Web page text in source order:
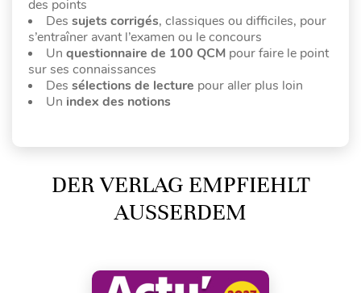
des points
Des sujets corrigés, classiques ou difficiles, pour
s’entraîner avant l’examen ou le concours
Un questionnaire de 100 QCM pour faire le point
sur ses connaissances
Des sélections de lecture pour aller plus loin
Un index des notions
DER VERLAG EMPFIEHLT
AUSSERDEM